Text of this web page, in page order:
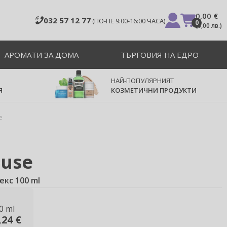
032 57 12 77 (ПО-ПЕ 9:00-16:00 ЧАСА) 0
0,00 €
(0,00 лв.)
АРОМАТИ ЗА ДОМА ТЪРГОВИЯ НА ЕДРО
НАЙ-ПОПУЛЯРНИЯТ
КОЗМЕТИЧНИ ПРОДУКТИ
100 ml
ml
€